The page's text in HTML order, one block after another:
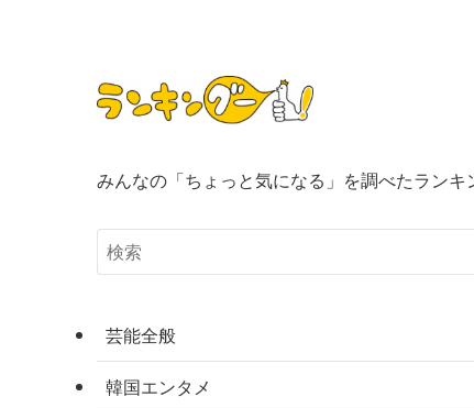
みんなの「ちょっと気になる」を調べたランキ
芸能全般
韓国エンタメ